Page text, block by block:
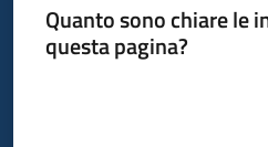
Quanto sono chiare le
questa pagina?